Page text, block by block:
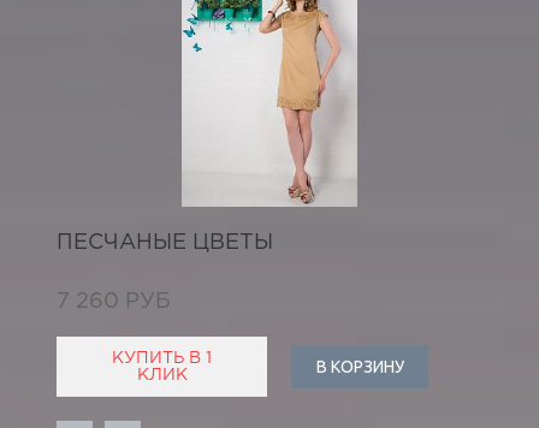
ПЕСЧАНЫЕ ЦВЕТЫ
7 260 РУБ
КУПИТЬ В 1
КЛИК
В КОРЗИНУ